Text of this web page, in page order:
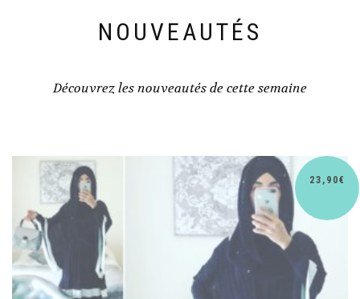
NOUVEAUTÉS
Découvrez les nouveautés de cette semaine
30,90